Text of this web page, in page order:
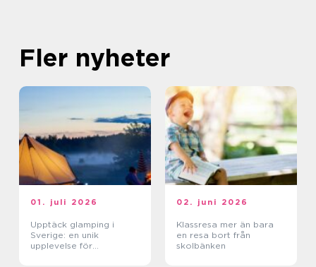
Fler nyheter
01. juli 2026
Upptäck glamping i
Sverige: en unik
upplevelse för
02. juni 2026
Klassresa mer än bara
en resa bort från
skolbänken